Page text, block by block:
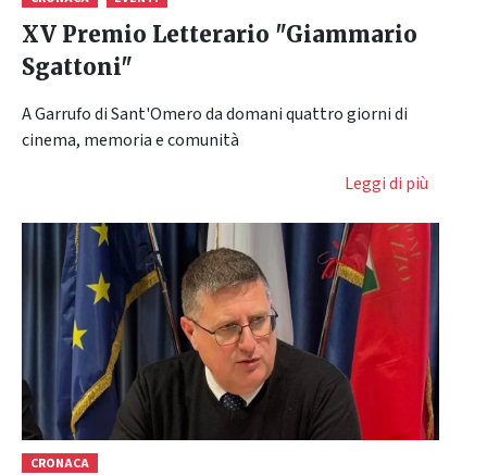
XV Premio Letterario "Giammario
Sgattoni"
A Garrufo di Sant'Omero da domani quattro giorni di
cinema, memoria e comunità
Leggi di più
CRONACA